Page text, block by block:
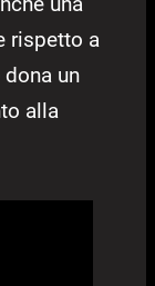
rispetto a
un
alla